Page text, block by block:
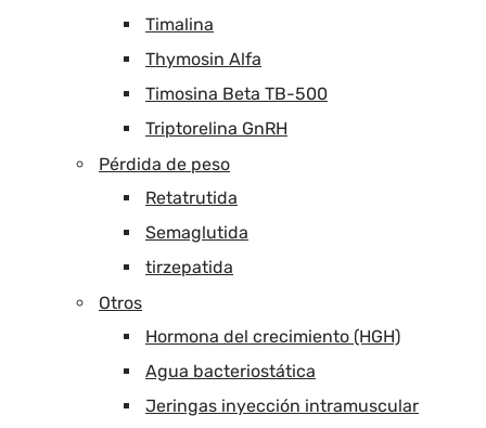
Timalina
Thymosin Alfa
Timosina Beta TB-500
Triptorelina GnRH
Pérdida de peso
Retatrutida
Semaglutida
tirzepatida
Otros
Hormona del crecimiento (HGH)
Agua bacteriostática
Jeringas inyección intramuscular